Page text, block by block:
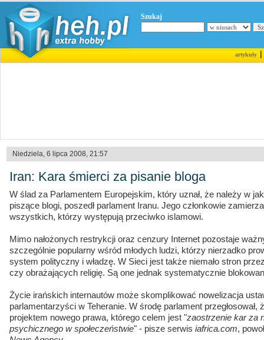
Szukaj
artykuły|
Niedziela, 6 lipca 2008, 21:57
Iran: Kara śmierci za pisanie bloga
W ślad za Parlamentem Europejskim, który uznał, że należy w
piszące blogi, poszedł parlament Iranu. Jego członkowie
wszystkich, którzy występują przeciwko islamowi.
Mimo nałożonych restrykcji oraz cenzury Internet pozostaje
szczególnie popularny wśród młodych ludzi, którzy nierzadko
system polityczny i władzę. W Sieci jest także niemało stron
czy obrażających religię. Są one jednak systematycznie
Życie irańskich internautów może skomplikować nowelizacja
parlamentarzyści w Teheranie. W środę parlament
projektem nowego prawa, którego celem jest "zaostrzenie kar za
psychicznego w społeczeństwie" - pisze serwis iafrica.com,